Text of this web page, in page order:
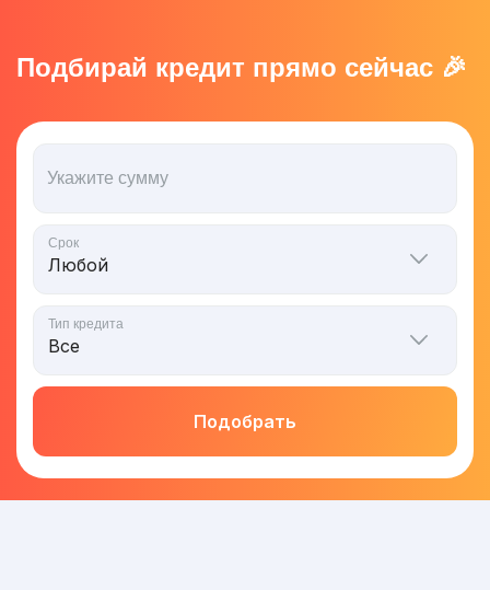
Подбирай кредит прямо сейчас 🎉
Укажите сумму
Срок
Тип кредита
Подобрать